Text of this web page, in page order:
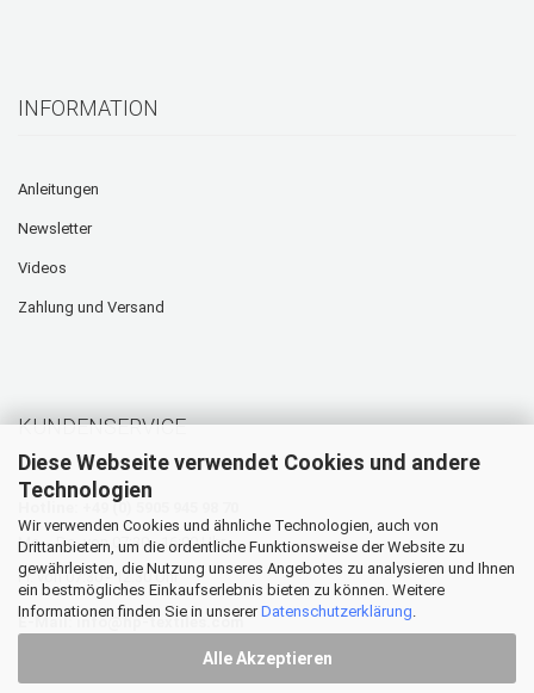
Diese Webseite verwendet Cookies und andere
Technologien
Wir verwenden Cookies und ähnliche Technologien, auch von
Drittanbietern, um die ordentliche Funktionsweise der Website zu
gewährleisten, die Nutzung unseres Angebotes zu analysieren und Ihnen
ein bestmögliches Einkaufserlebnis bieten zu können. Weitere
Informationen finden Sie in unsererDatenschutzerklärung
Alle Akzeptieren
INFORMATION
Anleitungen
Newsletter
Videos
Zahlung und Versand
KUNDENSERVICE
Hotline: +49 (0) 5905 945 98 70
Mo. - Do. von 07:30 - 16:00 Uhr
Fr. von 07:30 - 12:30 Uhr
E-Mail:info@hp-textiles.com